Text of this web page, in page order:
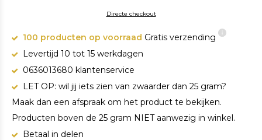
Directe checkout
100 producten op voorraad Gratis verzending
Levertijd 10 tot 15 werkdagen
0636013680 klantenservice
LET OP: wil jij iets zien van zwaarder dan 25 gram?
Maak dan een afspraak om het product te bekijken.
Producten boven de 25 gram NIET aanwezig in winkel.
Betaal in delen